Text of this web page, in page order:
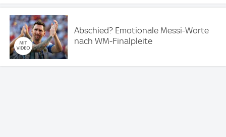
Abschied? Emotionale Messi-Worte
nach WM-Finalpleite